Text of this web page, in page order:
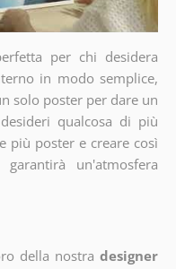
per chi desidera
in modo semplice,
solo poster per dare un
qualcosa di più
più poster e creare così
un'atmosfera
della nostra designer